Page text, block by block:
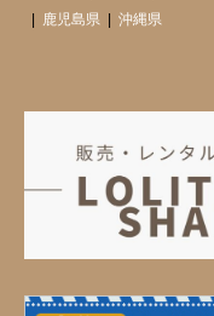
鹿児島県
沖縄県